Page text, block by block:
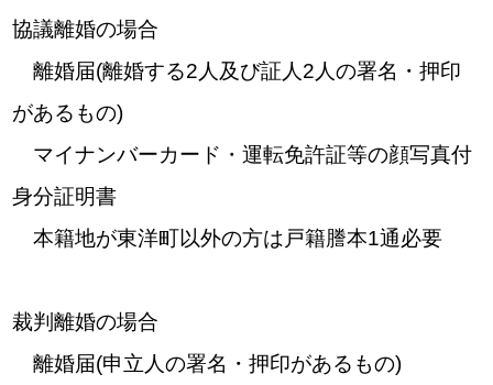
協議離婚の場合
離婚届(離婚する2人及び証人2人の署名・押印
があるもの)
マイナンバーカード・運転免許証等の顔写真付
身分証明書
本籍地が東洋町以外の方は戸籍謄本1通必要
裁判離婚の場合
離婚届(申立人の署名・押印があるもの)